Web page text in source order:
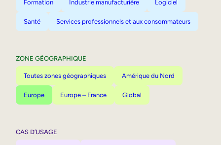
Formation Industrie manufacturière Logiciel
Santé Services professionnels et aux consommateurs
ZONE GÉOGRAPHIQUE
Toutes zones géographiques Amérique du Nord
Europe Europe – France Global
CAS D’USAGE